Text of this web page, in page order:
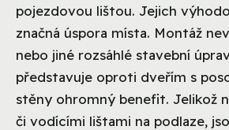
pojezdovou lištou. Jejich
značná úspora místa. Montáž
nebo jiné rozsáhlé stavební
představuje oproti dveřím s
stěny ohromný benefit. Jelikož
či vodícími lištami na podlaze,